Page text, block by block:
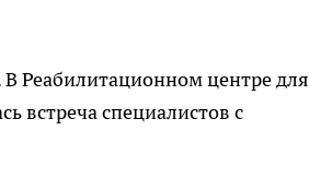
Реабилитационном центре для
встреча специалистов с